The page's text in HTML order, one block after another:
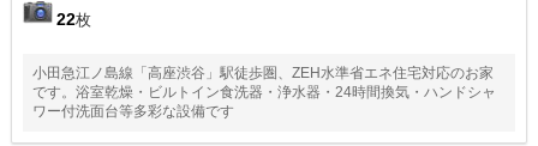
22枚
小田急江ノ島線「高座渋谷」駅徒歩圏、ZEH水準省エネ住宅対応のお家
です。浴室乾燥・ビルトイン食洗器・浄水器・24時間換気・ハンドシャ
ワー付洗面台等多彩な設備です